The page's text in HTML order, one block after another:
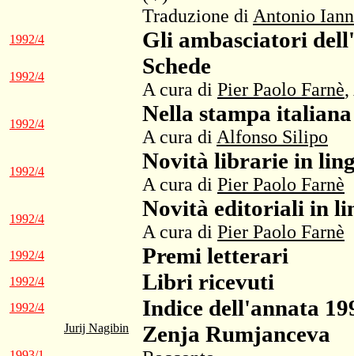
Traduzione di Antonio
1992/4 Gli ambasciatori
1992/4 Schede
A cura di Pier Paolo Farnè,
1992/4 Nella stampa italiana
A cura di Alfonso Silipo
1992/4 Novità librarie in
A cura di Pier Paolo Farnè
1992/4 Novità editoriali in
A cura di Pier Paolo Farnè
1992/4 Premi letterari
1992/4 Libri ricevuti
1992/4 Indice dell'annata
Jurij Nagibin Zenja Rumjanceva